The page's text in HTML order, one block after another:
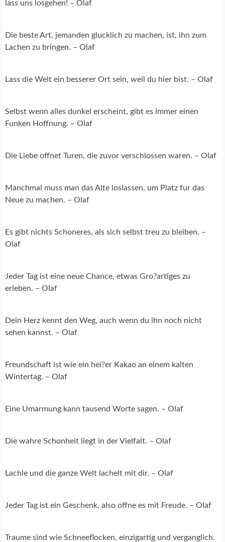
lass uns losgehen! – Olaf
Die beste Art, jemanden glucklich zu machen, ist, ihn zum
Lachen zu bringen. – Olaf
Lass die Welt ein besserer Ort sein, weil du hier bist. – Olaf
Selbst wenn alles dunkel erscheint, gibt es immer einen
Funken Hoffnung. – Olaf
Die Liebe offnet Turen, die zuvor verschlossen waren. – Olaf
Manchmal muss man das Alte loslassen, um Platz fur das
Neue zu machen. – Olaf
Es gibt nichts Schoneres, als sich selbst treu zu bleiben. –
Olaf
Jeder Tag ist eine neue Chance, etwas Gro?artiges zu
erleben. – Olaf
Dein Herz kennt den Weg, auch wenn du ihn noch nicht
sehen kannst. – Olaf
Freundschaft ist wie ein hei?er Kakao an einem kalten
Wintertag. – Olaf
Eine Umarmung kann tausend Worte sagen. – Olaf
Die wahre Schonheit liegt in der Vielfalt. – Olaf
Lachle und die ganze Welt lachelt mit dir. – Olaf
Jeder Tag ist ein Geschenk, also offne es mit Freude. – Olaf
Traume sind wie Schneeflocken, einzigartig und verganglich.